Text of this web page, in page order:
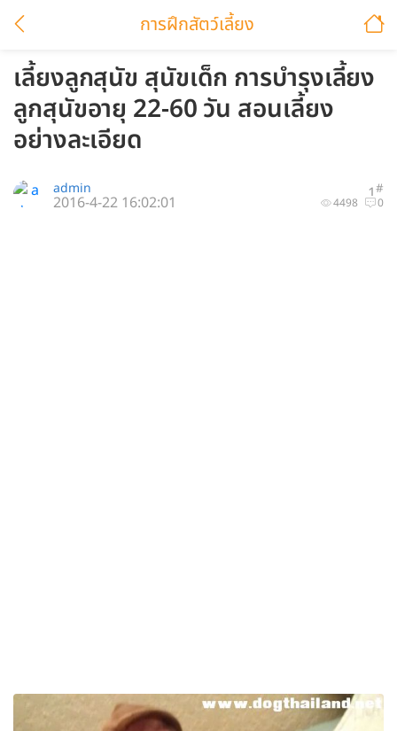
การฝึกสัตว์เลี้ยง
เลี้ยงลูกสุนัข สุนัขเด็ก การบำรุงเลี้ยง
ลูกสุนัขอายุ 22-60 วัน สอนเลี้ยง
อย่างละเอียด
1#
admin
4498 0
2016-4-22 16:02:01